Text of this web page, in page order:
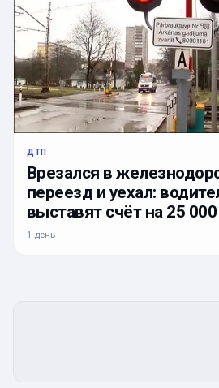
ДТП
Врезался в
переезд и уехал:
выставят счёт на 25
1 день